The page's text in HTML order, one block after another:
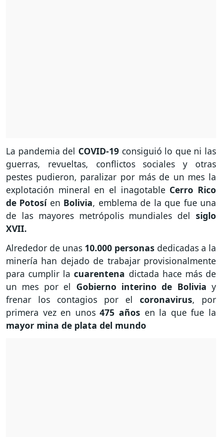
La pandemia del COVID-19consiguió lo que ni las
guerras, revueltas, conflictos sociales y otras
pestes pudieron, paralizar por más de un mes la
explotación mineral en el inagotable Cerro Rico
de Potosí en Bolivia, emblema de la que fue una
de las mayores metrópolis mundiales del siglo
XVII.
Alrededor de unas 10.000 personas dedicadas a la
minería han dejado de trabajar provisionalmente
para cumplir lacuarentena dictada hace más de
un mes por el Gobierno interino de Bolivia y
frenar los contagios por el coronavirus, por
primera vez en unos475 años en la que fue la
mayor mina de plata del mundo